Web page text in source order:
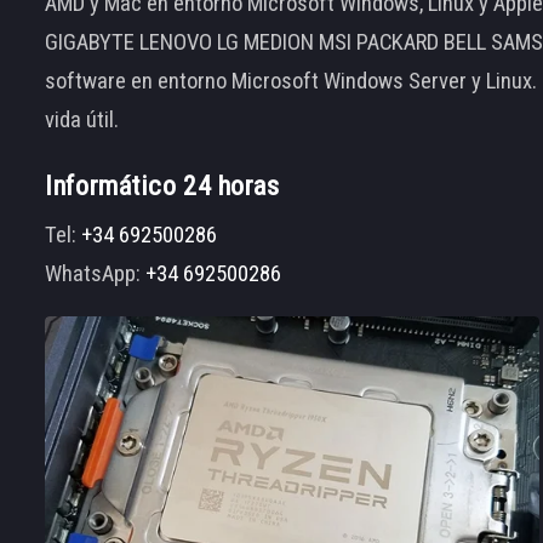
GIGABYTE LENOVO LG MEDION MSI PACKARD BELL
software en entorno Microsoft Windows Server y
vida útil.
Informático 24 horas
Tel: +34 692500286
WhatsApp: +34 692500286